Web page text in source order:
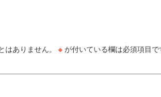
ありません。 ※ が付いている欄は必須項目で